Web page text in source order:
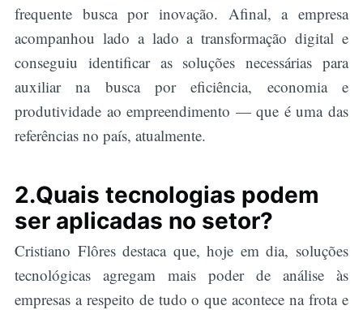
frequente busca por inovação. Afinal, a empresa
acompanhou lado a lado a transformação digital e
conseguiu identificar as soluções necessárias para
auxiliar na busca por eficiência, economia e
produtividade ao empreendimento — que é uma das
referências no país, atualmente.
2.Quais tecnologias podem
ser aplicadas no setor?
Cristiano Flôres destaca que, hoje em dia, soluções
tecnológicas agregam mais poder de análise às
empresas a respeito de tudo o que acontece na frota e